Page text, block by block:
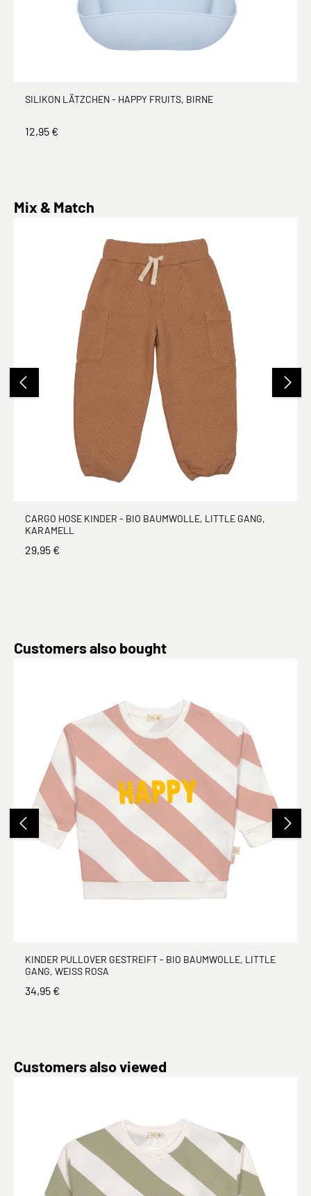
SILIKON LÄTZCHEN - HAPPY FRUITS, BIRNE
12,95 €
Produktgalerie überspringen
Mix & Match
CARGO HOSE KINDER - BIO BAUMWOLLE, LITTLE GANG,
KARAMELL
29,95 €
Produktgalerie überspringen
Customers also bought
KINDER PULLOVER GESTREIFT - BIO BAUMWOLLE, LITTLE
GANG, WEISS ROSA
34,95 €
Produktgalerie überspringen
Customers also viewed